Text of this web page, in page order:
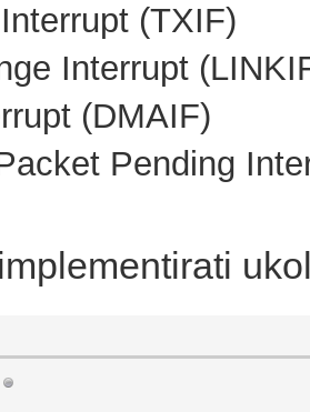
(TXIF)
Interrupt
(DMAIF)
Pending